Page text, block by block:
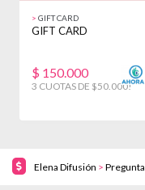
> GIFT CARD
GIFT CARD
$ 150.000
3 CUOTAS DE $50.000!
Elena Difusión >